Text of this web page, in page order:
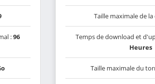
:96
Taille maximale de la
Temps de download et
Heures
Taille maximale du